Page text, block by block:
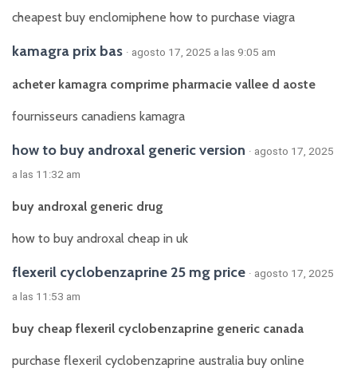
cheapest buy enclomiphene how to purchase viagra
kamagra prix bas · agosto 17, 2025 a las 9:05 am
acheter kamagra comprime pharmacie vallee d aoste
fournisseurs canadiens kamagra
how to buy androxal generic version · agosto 17, 2025
a las 11:32 am
buy androxal generic drug
how to buy androxal cheap in uk
flexeril cyclobenzaprine 25 mg price · agosto 17, 2025
a las 11:53 am
buy cheap flexeril cyclobenzaprine generic canada
purchase flexeril cyclobenzaprine australia buy online